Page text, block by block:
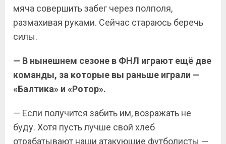
мяча совершить забег через полполя,
размахивая руками. Сейчас стараюсь беречь
силы.
— В нынешнем сезоне в ФНЛ играют ещё две
команды, за которые вы раньше играли —
«Балтика» и «Ротор».
— Если получится забить им, возражать не
буду. Хотя пусть лучше свой хлеб
отрабатывают наши атакующие футболисты —